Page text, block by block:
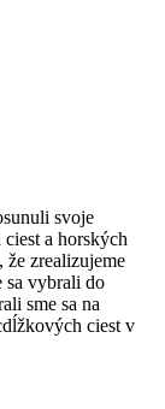
svoje
a horských
zrealizujeme
sa vybrali do
sme sa na
ciest v